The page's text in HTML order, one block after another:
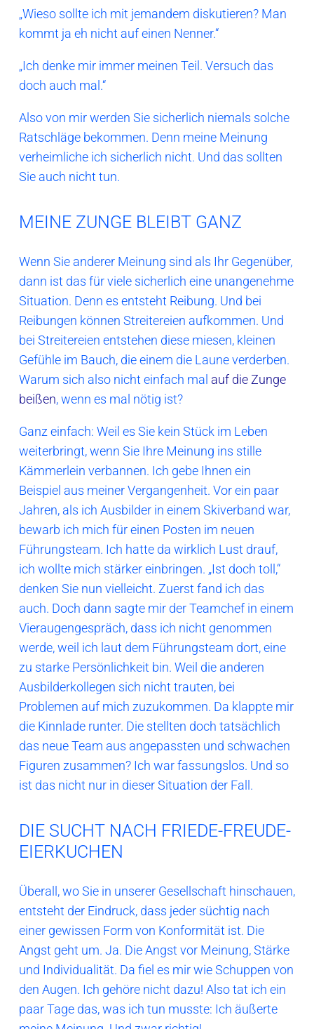
„Wieso sollte ich mit jemandem diskutieren? Man
kommt ja eh nicht auf einen Nenner.“
„Ich denke mir immer meinen Teil. Versuch das
doch auch mal.“
Also von mir werden Sie sicherlich niemals solche
Ratschläge bekommen. Denn meine Meinung
verheimliche ich sicherlich nicht. Und das sollten
Sie auch nicht tun.
MEINE ZUNGE BLEIBT GANZ
Wenn Sie anderer Meinung sind als Ihr Gegenüber,
dann ist das für viele sicherlich eine unangenehme
Situation. Denn es entsteht Reibung. Und bei
Reibungen können Streitereien aufkommen. Und
bei Streitereien entstehen diese miesen, kleinen
Gefühle im Bauch, die einem die Laune verderben.
Warum sich also nicht einfach mal auf die Zunge
beißen, wenn es mal nötig ist?
Ganz einfach: Weil es Sie kein Stück im Leben
weiterbringt, wenn Sie Ihre Meinung ins stille
Kämmerlein verbannen. Ich gebe Ihnen ein
Beispiel aus meiner Vergangenheit. Vor ein paar
Jahren, als ich Ausbilder in einem Skiverband war,
bewarb ich mich für einen Posten im neuen
Führungsteam. Ich hatte da wirklich Lust drauf,
ich wollte mich stärker einbringen. „Ist doch toll,“
denken Sie nun vielleicht. Zuerst fand ich das
auch. Doch dann sagte mir der Teamchef in einem
Vieraugengespräch, dass ich nicht genommen
werde, weil ich laut dem Führungsteam dort, eine
zu starke Persönlichkeit bin. Weil die anderen
Ausbilderkollegen sich nicht trauten, bei
Problemen auf mich zuzukommen. Da klappte mir
die Kinnlade runter. Die stellten doch tatsächlich
das neue Team aus angepassten und schwachen
Figuren zusammen? Ich war fassungslos. Und so
ist das nicht nur in dieser Situation der Fall.
DIE SUCHT NACH FRIEDE-FREUDE-
EIERKUCHEN
Überall, wo Sie in unserer Gesellschaft hinschauen,
entsteht der Eindruck, dass jeder süchtig nach
einer gewissen Form von Konformität ist. Die
Angst geht um. Ja. Die Angst vor Meinung, Stärke
und Individualität. Da fiel es mir wie Schuppen von
den Augen. Ich gehöre nicht dazu! Also tat ich ein
paar Tage das, was ich tun musste: Ich äußerte